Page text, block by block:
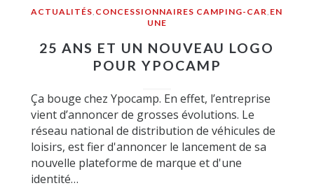
ACTUALITÉS, CONCESSIONNAIRES CAMPING-CAR, EN
UNE
25 ANS ET UN NOUVEAU LOGO
POUR YPOCAMP
Ça bouge chez Ypocamp. En effet, l’entreprise
vient d’annoncer de grosses évolutions. Le
réseau national de distribution de véhicules de
loisirs, est fier d'annoncer le lancement de sa
nouvelle plateforme de marque et d'une
identité…